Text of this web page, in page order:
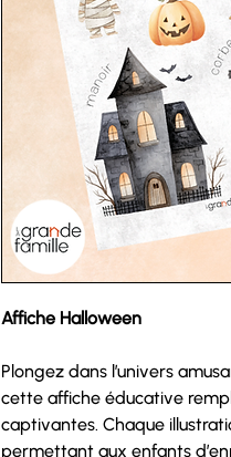
Affiche Halloween
Plongez dans l’univers
cette affiche éducative
captivantes. Chaque
permettant aux enfants